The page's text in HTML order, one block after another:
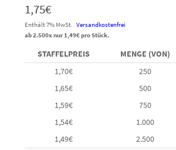
1,75€
Enthält 7% MwSt.
Versandkostenfrei
ab 2.500x nur1,49€pro Stück.
STAFFELPREIS MENGE (VON)
1,70€ 250
1,65€ 500
1,59€ 750
1,54€ 1.000
1,49€ 2.500